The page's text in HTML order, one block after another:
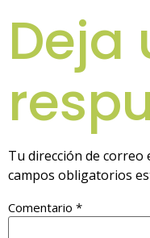
Deja
Tu dirección de correo
campos obligatorios
Comentario *